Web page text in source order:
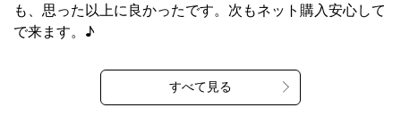
も、思った以上に良かったです。次もネット購入安心して
で来ます。♪